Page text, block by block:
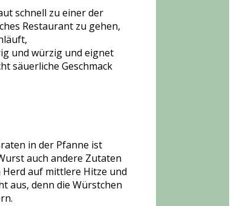
schnell zu einer der
Restaurant zu gehen,
und würzig und eignet
säuerliche Geschmack
in der Pfanne ist
auch andere Zutaten
auf mittlere Hitze und
aus, denn die Würstchen